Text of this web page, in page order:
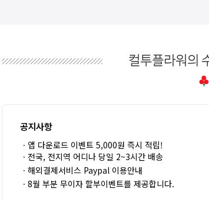
공지사항
ㆍ앱 다운로드 이벤트 5,000원 즉시 적립!
ㆍ전국, 전지역 어디나 당일 2~3시간 배송
ㆍ해외결제서비스 Paypal 이용안내
ㆍ8월 부분 무이자 할부이벤트를 제공합니다.